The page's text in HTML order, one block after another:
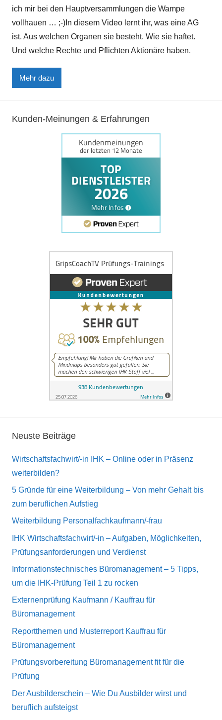
ich mir bei den Hauptversammlungen die Wampe
vollhauen … ;-)In diesem Video lernt ihr, was eine AG
ist. Aus welchen Organen sie besteht. Wie sie haftet.
Und welche Rechte und Pflichten Aktionäre haben.
Mehr dazu
Kunden-Meinungen & Erfahrungen
Neuste Beiträge
Wirtschaftsfachwirt/-in IHK – Online oder in Präsenz
weiterbilden?
5 Gründe für eine Weiterbildung – Von mehr Gehalt bis
zum beruflichen Aufstieg
Weiterbildung Personalfachkaufmann/-frau
IHK Wirtschaftsfachwirt/-in – Aufgaben, Möglichkeiten,
Prüfungsanforderungen und Verdienst
Informationstechnisches Büromanagement – 5 Tipps,
um die IHK-Prüfung Teil 1 zu rocken
Externenprüfung Kaufmann / Kauffrau für
Büromanagement
Reportthemen und Musterreport Kauffrau für
Büromanagement
Prüfungsvorbereitung Büromanagement fit für die
Prüfung
Der Ausbilderschein – Wie Du Ausbilder wirst und
beruflich aufsteigst